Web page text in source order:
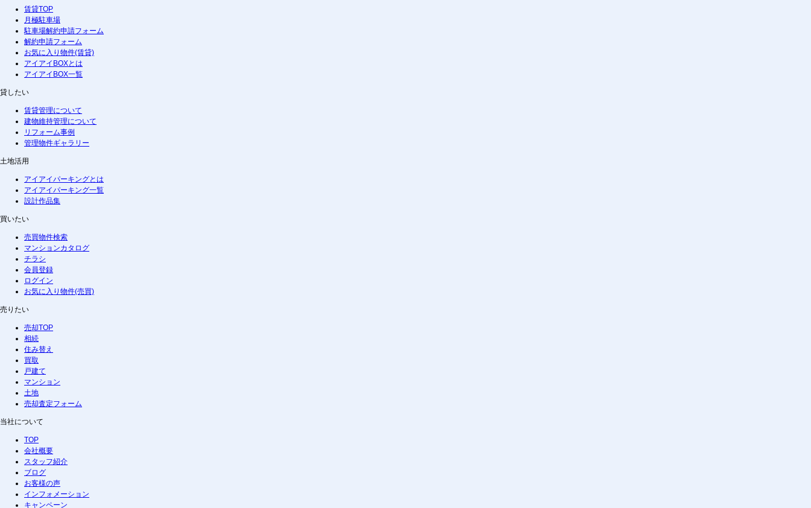
賃貸TOP
月極駐車場
駐車場解約申請フォーム
解約申請フォーム
お気に入り物件(賃貸)
アイアイBOXとは
アイアイBOX一覧
貸したい
賃貸管理について
建物維持管理について
リフォーム事例
管理物件ギャラリー
土地活用
アイアイパーキングとは
アイアイパーキング一覧
設計作品集
買いたい
売買物件検索
マンションカタログ
チラシ
会員登録
ログイン
お気に入り物件(売買)
売りたい
売却TOP
相続
住み替え
買取
戸建て
マンション
土地
売却査定フォーム
当社について
TOP
会社概要
スタッフ紹介
ブログ
お客様の声
インフォメーション
キャンペーン